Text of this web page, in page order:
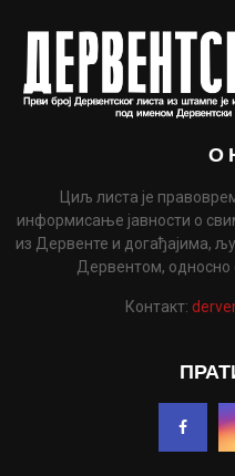
О
Циљ листа је
информисање јавности о
из Дервенте и догађајима,
Дервентом,
Контакт: